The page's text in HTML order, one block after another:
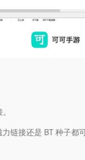
链接还是 BT 种子都